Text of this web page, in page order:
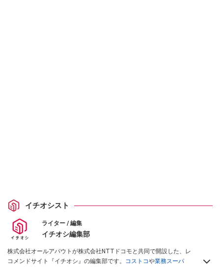
イチオシスト
ライター / 編集
イチオシ編集部
株式会社オールアバウトが株式会社NTTドコモと共同で開設した、レ
コメンドサイト『イチオシ』の編集部です。 コストコや業務スーパ